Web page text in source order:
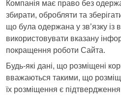
Компанія має право без
збирати, обробляти та
що була одержана у зв’язку із
використовувати вказану
покращення роботи Сайта.
Будь-які дані, що розміщені
вважаються такими, що
їх розміщення є